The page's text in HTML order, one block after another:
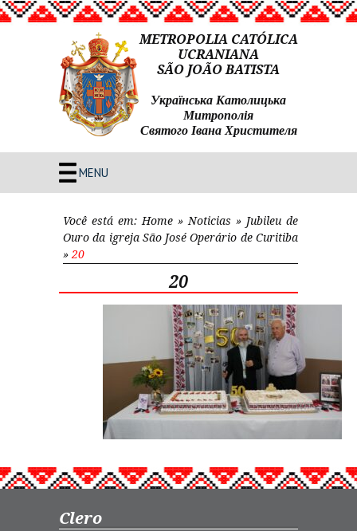
METROPOLIA CATÓLICA
UCRANIANA
SÃO JOÃO BATISTA
Українська Католицька
Митрополія
Святого Івана Христителя
MENU
Você está em: Home » Noticias » Jubileu de
Ouro da igreja São José Operário de Curitiba
» 20
20
Clero